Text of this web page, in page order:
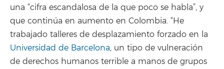
una “cifra escandalosa de la que poco se habla”, y
que continúa en aumento en Colombia. “He
trabajado talleres de desplazamiento forzado en la
Universidad de Barcelona, un tipo de vulneración
de derechos humanos terrible a manos de grupos